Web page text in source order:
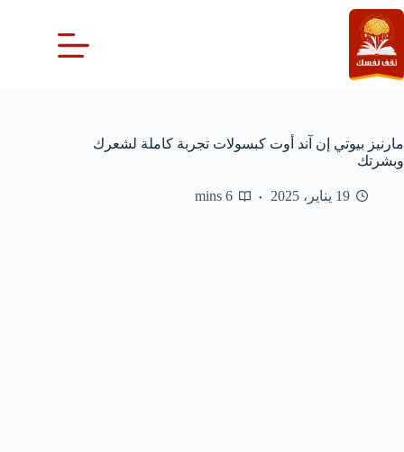
التجاوز
إلى
المحتوى
مارنيز بيوتي إن آند أوت كبسولات تجربة كاملة لشعرك
وبشرتك
19 يناير، 2025 6 mins